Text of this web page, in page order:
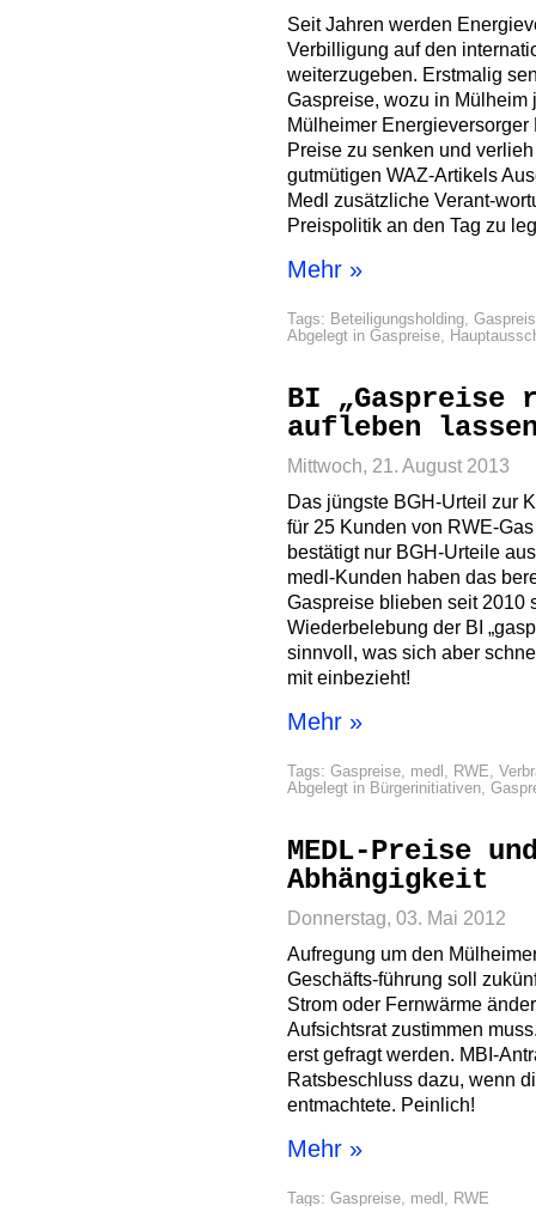
Seit Jahren werden
Verbilligung auf den
weiterzugeben. Erstmalig
Gaspreise, wozu in
Mülheimer
Preise zu senken und
gutmütigen WAZ-Artikels
Medl zusätzliche Verant-
Preispolitik an den Tag zu
Mehr »
Tags: Beteiligungsholding,
Abgelegt in Gaspreise,
BI „Gaspreise
aufleben
Mittwoch, 21. August 2013
Das jüngste BGH-Urteil zur
für 25 Kunden von RWE-
bestätigt nur BGH-Urteile
medl-Kunden haben das
Gaspreise blieben seit 2010
Wiederbelebung der BI
sinnvoll, was sich aber
mit einbezieht!
Mehr »
Tags: Gaspreise, medl , RWE,
Abgelegt in Bürgerinitiativen,
MEDL-Preise
Abhängigkeit
Donnerstag, 03. Mai 2012
Aufregung um den
Geschäfts-führung soll
Strom oder Fernwärme
Aufsichtsrat zustimmen
erst gefragt werden. MBI-
Ratsbeschluss dazu, wenn
entmachtete. Peinlich!
Mehr »
Tags: Gaspreise, medl , RWE